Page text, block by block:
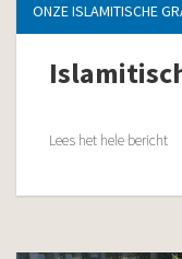
ONZE ISLAMITISCHE
Lees het hele bericht